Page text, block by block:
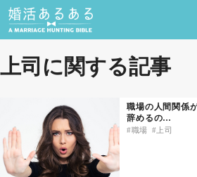
健康
恋愛の悩み
出会い
上司に関する記事
職場の人間関係
辞めるの…
職場 上司